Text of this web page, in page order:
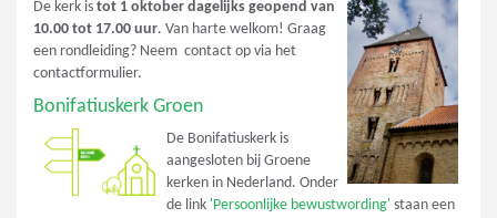
De kerk is tot 1 oktober dagelijks geopend van
10.00 tot 17.00 uur. Van harte welkom! Graag
een rondleiding? Neem contact op via het
contactformulier.
Bonifatiuskerk Groen
De Bonifatiuskerk is
aangesloten bij Groene
kerken in Nederland. Onder
de link 'Persoonlijke bewustwording' staan een